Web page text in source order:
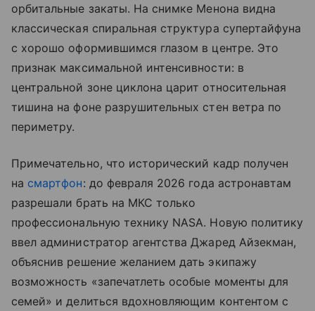
орбитальные закаты. На снимке Менона видна
классическая спиральная структура супертайфуна
с хорошо оформившимся глазом в центре. Это
признак максимальной интенсивности: в
центральной зоне циклона царит относительная
тишина на фоне разрушительных стен ветра по
периметру.
Примечательно, что исторический кадр получен
на смартфон: до февраля 2026 года астронавтам
разрешали брать на МКС только
профессиональную технику NASA. Новую политику
ввел администратор агентства Джаред Айзекман,
объяснив решение желанием дать экипажу
возможность «запечатлеть особые моменты для
семей» и делиться вдохновляющим контентом с